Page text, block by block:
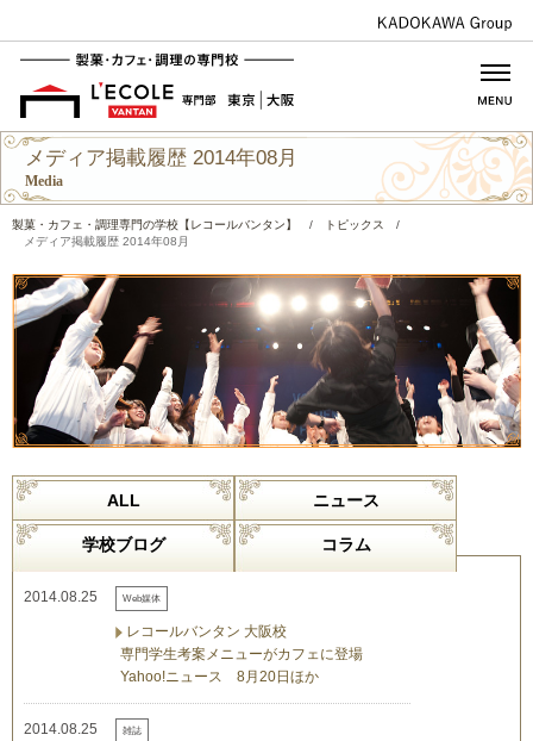
メディア掲載履歴 2014年08月
Media
製菓・カフェ・調理専門の学校【レコールバンタン】 / トピックス
/
メディア掲載履歴 2014年08月
ALL ニュース
学校ブログ コラム
2014.08.25 Web媒体
レコールバンタン 大阪校
専門学生考案メニューがカフェに登場
Yahoo!ニュース 8月20日ほか
2014.08.25 雑誌